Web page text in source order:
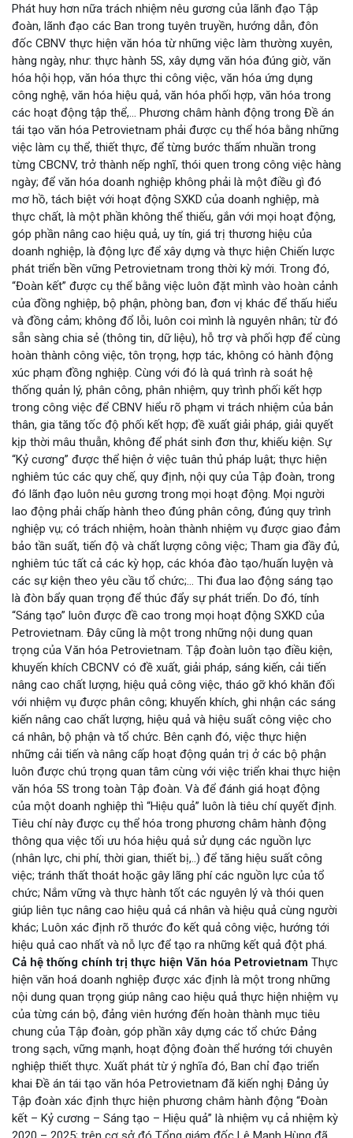
Phát huy hơn nữa trách nhiệm nêu gương của lãnh đạo Tập
đoàn, lãnh đạo các Ban trong tuyên truyền, hướng dẫn, đôn
đốc CBNV thực hiện văn hóa từ những việc làm thường xuyên,
hàng ngày, như: thực hành 5S, xây dựng văn hóa đúng giờ, văn
hóa hội họp, văn hóa thực thi công việc, văn hóa ứng dụng
công nghệ, văn hóa hiệu quả, văn hóa phối hợp, văn hóa trong
các hoạt động tập thể,… Phương châm hành động trong Đề án
tái tạo văn hóa Petrovietnam phải được cụ thể hóa bằng những
việc làm cụ thể, thiết thực, để từng bước thấm nhuần trong
từng CBCNV, trở thành nếp nghĩ, thói quen trong công việc hàng
ngày; để văn hóa doanh nghiệp không phải là một điều gì đó
mơ hồ, tách biệt với hoạt động SXKD của doanh nghiệp, mà
thực chất, là một phần không thể thiếu, gắn với mọi hoạt động,
góp phần nâng cao hiệu quả, uy tín, giá trị thương hiệu của
doanh nghiệp, là động lực để xây dựng và thực hiện Chiến lược
phát triển bền vững Petrovietnam trong thời kỳ mới. Trong đó,
“Đoàn kết” được cụ thể bằng việc luôn đặt mình vào hoàn cảnh
của đồng nghiệp, bộ phận, phòng ban, đơn vị khác để thấu hiểu
và đồng cảm; không đổ lỗi, luôn coi mình là nguyên nhân; từ đó
sẵn sàng chia sẻ (thông tin, dữ liệu), hỗ trợ và phối hợp để cùng
hoàn thành công việc, tôn trọng, hợp tác, không có hành động
xúc phạm đồng nghiệp. Cùng với đó là quá trình rà soát hệ
thống quản lý, phân công, phân nhiệm, quy trình phối kết hợp
trong công việc để CBNV hiểu rõ phạm vi trách nhiệm của bản
thân, gia tăng tốc độ phối kết hợp; đề xuất giải pháp, giải quyết
kịp thời mâu thuẫn, không để phát sinh đơn thư, khiếu kiện. Sự
“Kỷ cương” được thể hiện ở việc tuân thủ pháp luật; thực hiện
nghiêm túc các quy chế, quy định, nội quy của Tập đoàn, trong
đó lãnh đạo luôn nêu gương trong mọi hoạt động. Mọi người
lao động phải chấp hành theo đúng phân công, đúng quy trình
nghiệp vụ; có trách nhiệm, hoàn thành nhiệm vụ được giao đảm
bảo tần suất, tiến độ và chất lượng công việc; Tham gia đầy đủ,
nghiêm túc tất cả các kỳ họp, các khóa đào tạo/huấn luyện và
các sự kiện theo yêu cầu tổ chức;… Thi đua lao động sáng tạo
là đòn bẩy quan trọng để thúc đẩy sự phát triển. Do đó, tính
“Sáng tạo” luôn được đề cao trong mọi hoạt động SXKD của
Petrovietnam. Đây cũng là một trong những nội dung quan
trọng của Văn hóa Petrovietnam. Tập đoàn luôn tạo điều kiện,
khuyến khích CBCNV có đề xuất, giải pháp, sáng kiến, cải tiến
nâng cao chất lượng, hiệu quả công việc, tháo gỡ khó khăn đối
với nhiệm vụ được phân công; khuyến khích, ghi nhận các sáng
kiến nâng cao chất lượng, hiệu quả và hiệu suất công việc cho
cá nhân, bộ phận và tổ chức. Bên cạnh đó, việc thực hiện
những cải tiến và nâng cấp hoạt động quản trị ở các bộ phận
luôn được chú trọng quan tâm cùng với việc triển khai thực hiện
văn hóa 5S trong toàn Tập đoàn. Và để đánh giá hoạt động
của một doanh nghiệp thì “Hiệu quả” luôn là tiêu chí quyết định.
Tiêu chí này được cụ thể hóa trong phương châm hành động
thông qua việc tối ưu hóa hiệu quả sử dụng các nguồn lực
(nhân lực, chi phí, thời gian, thiết bị,..) để tăng hiệu suất công
việc; tránh thất thoát hoặc gây lãng phí các nguồn lực của tổ
chức; Nắm vững và thực hành tốt các nguyên lý và thói quen
giúp liên tục nâng cao hiệu quả cá nhân và hiệu quả cùng người
khác; Luôn xác định rõ thước đo kết quả công việc, hướng tới
hiệu quả cao nhất và nỗ lực để tạo ra những kết quả đột phá.
Cả hệ thống chính trị thực hiện Văn hóa Petrovietnam Thực
hiện văn hoá doanh nghiệp được xác định là một trong những
nội dung quan trọng giúp nâng cao hiệu quả thực hiện nhiệm vụ
của từng cán bộ, đảng viên hướng đến hoàn thành mục tiêu
chung của Tập đoàn, góp phần xây dựng các tổ chức Đảng
trong sạch, vững mạnh, hoạt động đoàn thể hướng tới chuyên
nghiệp thiết thực. Xuất phát từ ý nghĩa đó, Ban chỉ đạo triển
khai Đề án tái tạo văn hóa Petrovietnam đã kiến nghị Đảng ủy
Tập đoàn xác định thực hiện phương châm hành động “Đoàn
kết – Kỷ cương – Sáng tạo – Hiệu quả” là nhiệm vụ cả nhiệm kỳ